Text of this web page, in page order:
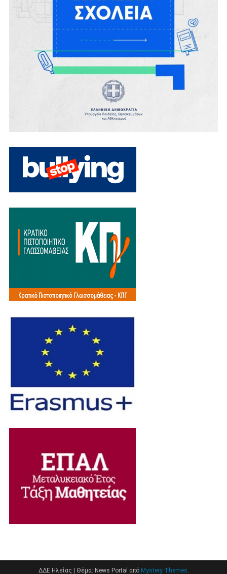
ΔΔΕ Ηλείας Θέμα: News Portal από Mystery Themes.